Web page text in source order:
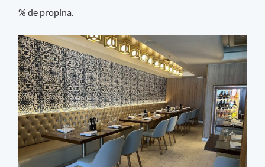
% de propina.